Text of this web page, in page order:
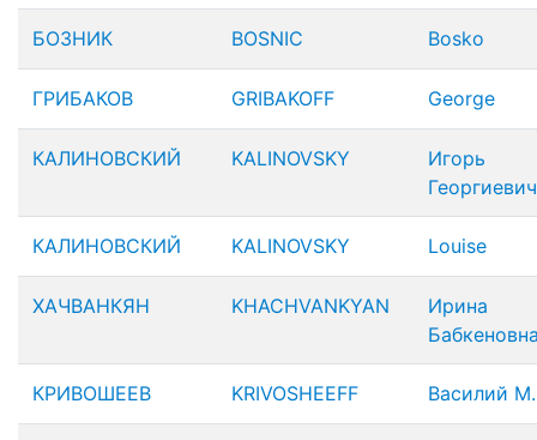
БОЗНИК BOSNIC Bosko
ГРИБАКОВ GRIBAKOFF George
КАЛИНОВСКИЙ KALINOVSKY
Игорь
Георгиевич
КАЛИНОВСКИЙ KALINOVSKY Louise
ХАЧВАНКЯН KHACHVANKYAN
Ирина
КРИВОШЕЕВ KRIVOSHEEFF Василий М.